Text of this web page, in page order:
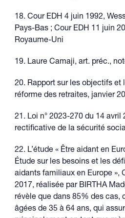
18. Cour EDH 4 juin 1992,
Pays-Bas ; Cour EDH 11 juin
Royaume-Uni
19. Laure Camaji, art. préc.,
20. Rapport sur les objectifs et
réforme des retraites, janvier
21. Loi n° 2023-270 du 14
rectificative de la sécurité
22. L’étude « Être aidant en
Étude sur les besoins et les
aidants familiaux en Europe »,
2017, réalisée par BIRTHA
révèle que dans 85% des cas,
âgées de 35 à 64 ans, qui